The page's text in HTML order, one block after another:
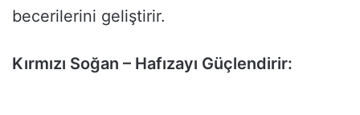
becerilerini geliştirir.
Kırmızı Soğan – Hafızayı Güçlendirir: